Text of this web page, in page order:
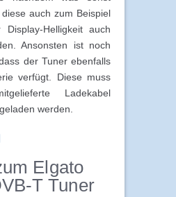
auch zum Beispiel
Display-Helligkeit auch
Ansonsten ist noch
der Tuner ebenfalls
verfügt. Diese muss
Ladekabel
werden.
Elgato
T Tuner